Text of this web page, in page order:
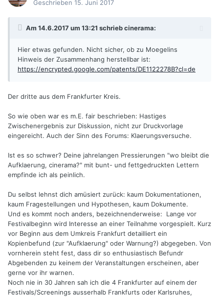
Geschrieben 15. Juni 2017
Am 14.6.2017 um 13:21 schriebcinerama:
Hier etwas gefunden. Nicht sicher, ob zu Moegelins
Hinweis der Zusammenhang herstellbar ist:
https://encrypted.google.com/patents/DE1122278B?cl=de
Der dritte aus dem Frankfurter Kreis.
So wie oben war es m.E. fair beschrieben: Hastiges
Zwischenergebnis zur Diskussion, nicht zur Druckvorlage
eingereicht. Auch der Sinn des Forums: Klaerungsversuche.
Ist es so schwer? Deine jahrelangen Pressierungen "wo bleibt die
Aufklaerung, cinerama?" mit bunt- und fettgedruckten Lettern
empfinde ich als peinlich.
Du selbst lehnst dich amüsiert zurück: kaum Dokumentationen,
kaum Fragestellungen und Hypothesen, kaum Dokumente.
Und es kommt noch anders, bezeichnenderweise: Lange vor
Festivalbeginn wird Interesse an einer Teilnahme vorgespielt. Kurz
vor Beginn aus dem Umkreis Frankfurt detailliert ein
Kopienbefund (zur "Aufklaerung" oder Warnung?) abgegeben. Von
vornherein steht fest, dass dir so enthusiastisch Befundr
Abgebenden zu keinem der Veranstaltungen erscheinen, aber
gerne vor ihr warnen.
Noch nie in 30 Jahren sah ich die 4 Frankfurter auf einem der
Festivals/Screenings ausserhalb Frankfurts oder Karlsruhes,